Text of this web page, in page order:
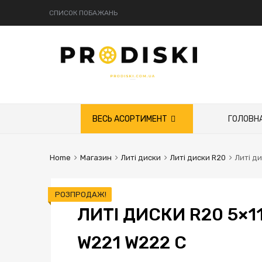
СПИСОК ПОБАЖАНЬ
ВЕСЬ АСОРТИМЕНТ
Home Магазин Литі диски Литі диски R20 Литі
ЛИТІ ДИСКИ R20
W221 W222 C
РОЗПРОДАЖ!